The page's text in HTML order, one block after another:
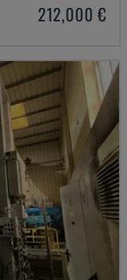
212,000 €